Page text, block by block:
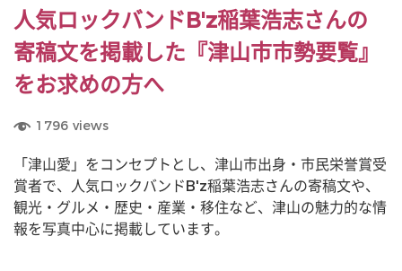
人気ロックバンドB'z稲葉浩志さんの
寄稿文を掲載した『津山市市勢要覧』
をお求めの方へ
1796 views
「津山愛」をコンセプトとし、津山市出身・市民栄誉賞受
賞者で、人気ロックバンドB'z稲葉浩志さんの寄稿文や、
観光・グルメ・歴史・産業・移住など、津山の魅力的な情
報を写真中心に掲載しています。